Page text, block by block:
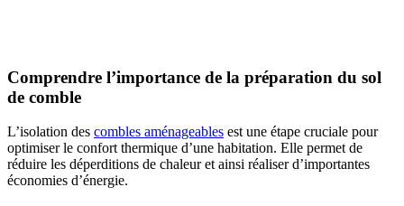
Comprendre l’importance de la préparation du sol
de comble
L’isolation des combles aménageables est une étape cruciale pour
optimiser le confort thermique d’une habitation. Elle permet de
réduire les déperditions de chaleur et ainsi réaliser d’importantes
économies d’énergie.